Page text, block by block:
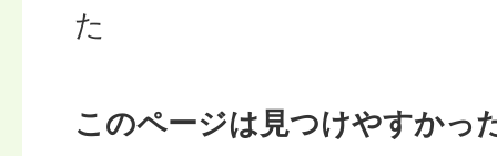
た
このページは見つけやすかっ